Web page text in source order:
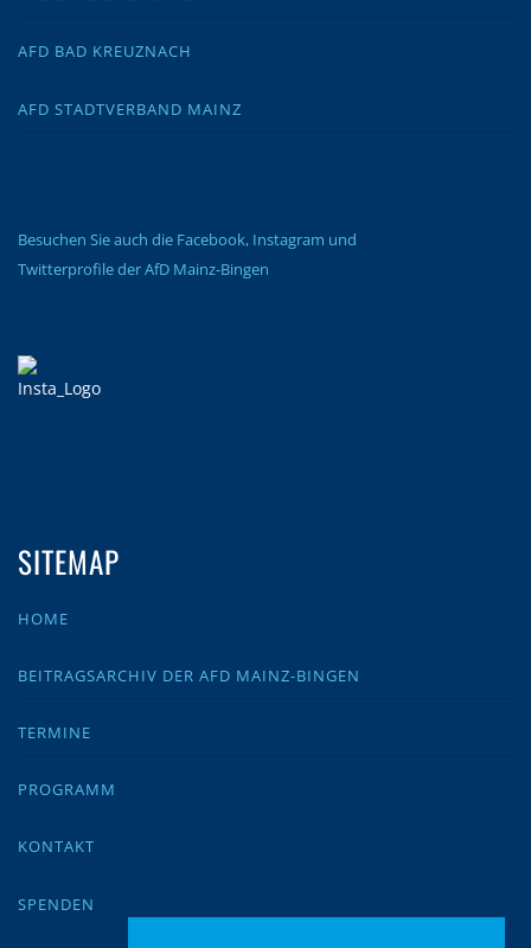
AFD BAD KREUZNACH
AFD STADTVERBAND MAINZ
Besuchen Sie auch die Facebook, Instagram und
Twitterprofile der AfD Mainz-Bingen
SITEMAP
HOME
BEITRAGSARCHIV DER AFD MAINZ-BINGEN
TERMINE
PROGRAMM
KONTAKT
SPENDEN